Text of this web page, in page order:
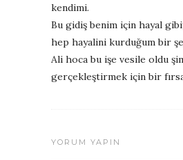
kendimi.
Bu gidiş benim için hayal
hep hayalini kurduğum bir
Ali hoca bu işe vesile oldu
gerçekleştirmek için bir
YORUM YAPIN